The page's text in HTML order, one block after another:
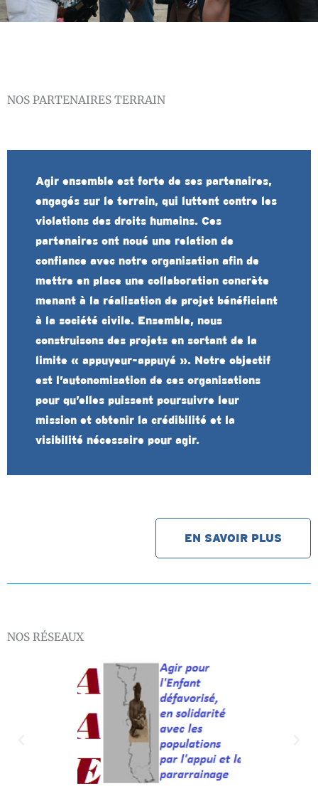
NOS PARTENAIRES TERRAIN
Agir ensemble est forte de ses partenaires,
engagés sur le terrain, qui luttent contre les
violations des droits humains. Ces
partenaires ont noué une relation de
confiance avec notre organisation afin de
mettre en place une collaboration concrète
menant à la réalisation de projet bénéficiant
à la société civile. Ensemble, nous
construisons des projets en sortant de la
limite « appuyeur-appuyé ». Notre objectif
est l’autonomisation de ces organisations
pour qu’elles puissent poursuivre leur
mission et obtenir la crédibilité et la
visibilité nécessaire pour agir.
EN SAVOIR PLUS
NOS RÉSEAUX